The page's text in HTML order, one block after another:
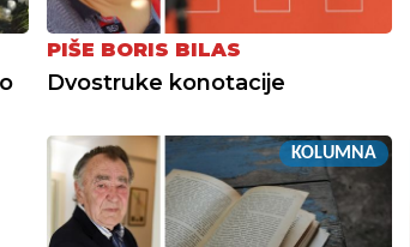
PIŠE BORIS BILAS
Dvostruke konotacije
KOLUMNA